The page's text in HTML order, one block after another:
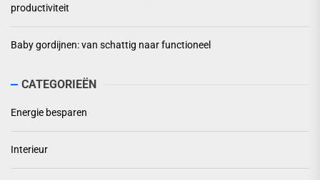
productiviteit
Baby gordijnen: van schattig naar functioneel
CATEGORIEËN
Energie besparen
Interieur